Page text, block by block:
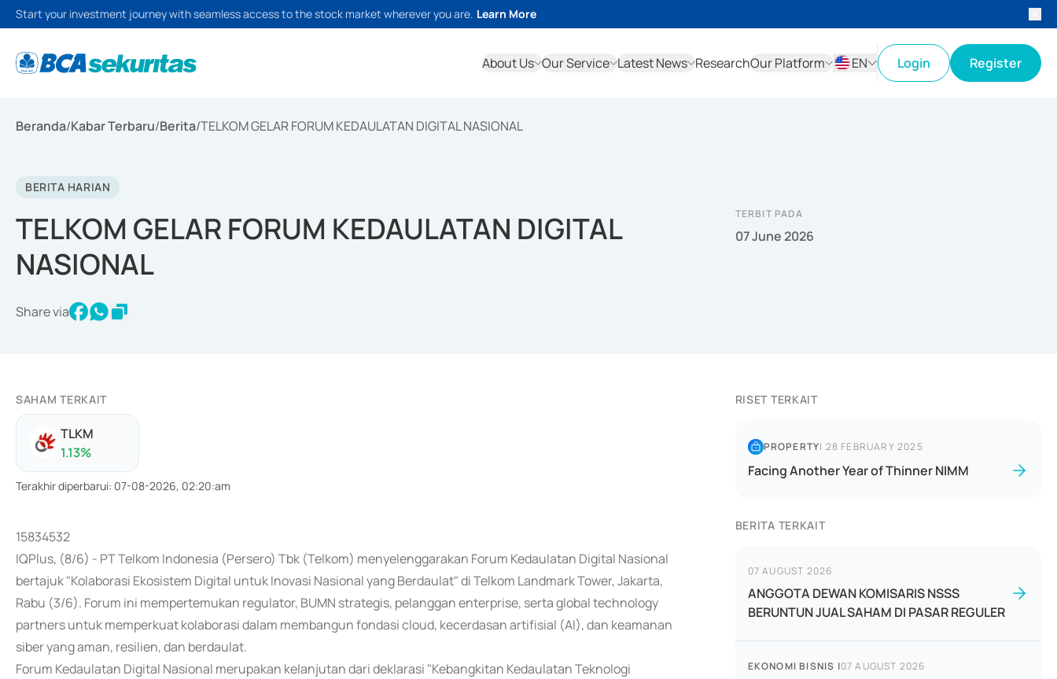
Start your investment journey with seamless access to the stock market wherever you are. Learn More
About Us Our Service Latest News ResearchOur Platform
EN
Login Register
Beranda/Kabar Terbaru/Berita/TELKOM GELAR FORUM KEDAULATAN DIGITAL NASIONAL
BERITA HARIAN
TELKOM GELAR FORUM KEDAULATAN DIGITAL
NASIONAL
Share via
TERBIT PADA
07 June 2026
SAHAM TERKAIT
TLKM
1.13%
Terakhir diperbarui: 07-08-2026, 02:20:am
15834532
IQPlus, (8/6) - PT Telkom Indonesia (Persero) Tbk (Telkom) menyelenggarakan Forum Kedaulatan Digital Nasional
bertajuk "Kolaborasi Ekosistem Digital untuk Inovasi Nasional yang Berdaulat" di Telkom Landmark Tower, Jakarta,
Rabu (3/6). Forum ini mempertemukan regulator, BUMN strategis, pelanggan enterprise, serta global technology
partners untuk memperkuat kolaborasi dalam membangun fondasi cloud, kecerdasan artifisial (AI), dan keamanan
siber yang aman, resilien, dan berdaulat.
Forum Kedaulatan Digital Nasional merupakan kelanjutan dari deklarasi "Kebangkitan Kedaulatan Teknologi
RISET TERKAIT
PROPERTY| 28 FEBRUARY 2025
Facing Another Year of Thinner NIMM
BERITA TERKAIT
07 AUGUST 2026
ANGGOTA DEWAN KOMISARIS NSSS
BERUNTUN JUAL SAHAM DI PASAR REGULER
EKONOMI BISNIS |07 AUGUST 2026